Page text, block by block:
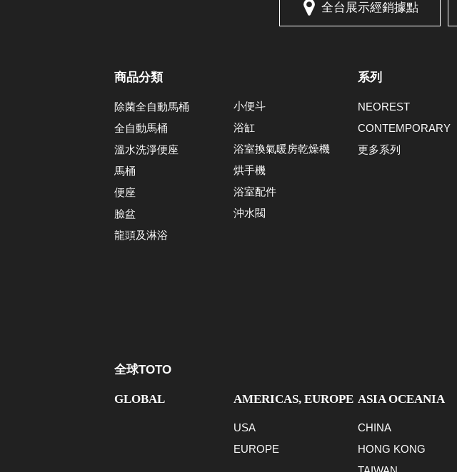
全台展示經銷據點
商品分類
除菌全自動馬桶
全自動馬桶
溫水洗淨便座
馬桶
便座
臉盆
龍頭及淋浴
小便斗
浴缸
浴室換氣暖房乾燥機
烘手機
浴室配件
沖水閥
系列
NEOREST
CONTEMPORARY
更多系列
全球TOTO
GLOBAL AMERICAS, EUROPE
USA
EUROPE
ASIA OCEANIA
CHINA
HONG KONG